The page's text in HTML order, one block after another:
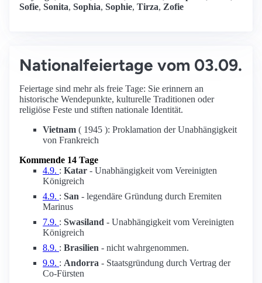
Sofie, Sonita, Sophia, Sophie, Tirza, Zofie
Nationalfeiertage vom 03.09.
Feiertage sind mehr als freie Tage: Sie erinnern an
historische Wendepunkte, kulturelle Traditionen oder
religiöse Feste und stiften nationale Identität.
Vietnam ( 1945 ): Proklamation der Unabhängigkeit
von Frankreich
Kommende 14 Tage
4.9. : Katar - Unabhängigkeit vom Vereinigten
Königreich
4.9. : San - legendäre Gründung durch Eremiten
Marinus
7.9. : Swasiland - Unabhängigkeit vom Vereinigten
Königreich
8.9. : Brasilien - nicht wahrgenommen.
9.9. : Andorra - Staatsgründung durch Vertrag der
Co-Fürsten